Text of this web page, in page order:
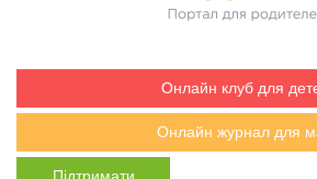
Онлайн клуб для
Онлайн журнал для